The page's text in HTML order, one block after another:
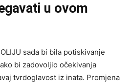
u ovom
sada bi bila potiskivanje
bi zadovoljio očekivanja
tvrdoglavost iz inata. Promjena